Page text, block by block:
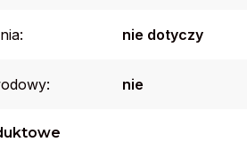
nie dotyczy
nie